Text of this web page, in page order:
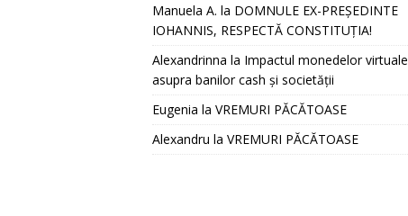
Manuela A. la DOMNULE EX-PREȘEDINTE
IOHANNIS, RESPECTĂ CONSTITUȚIA!
Alexandrinna la Impactul monedelor virtuale
asupra banilor cash și societății
Eugenia la VREMURI PĂCĂTOASE
Alexandru la VREMURI PĂCĂTOASE